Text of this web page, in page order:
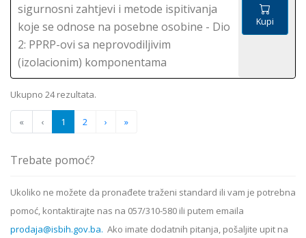
sigurnosni zahtjevi i metode ispitivanja
koje se odnose na posebne osobine - Dio
2: PPRP-ovi sa neprovodiljivim
(izolacionim) komponentama
Kupi
Ukupno 24 rezultata.
« ‹ 1 2 › »
Trebate pomoć?
Ukoliko ne možete da pronađete traženi standard ili vam je potrebna
pomoć, kontaktirajte nas na 057/310-580 ili putem emaila
prodaja@isbih.gov.ba. Ako imate dodatnih pitanja, pošaljite upit na